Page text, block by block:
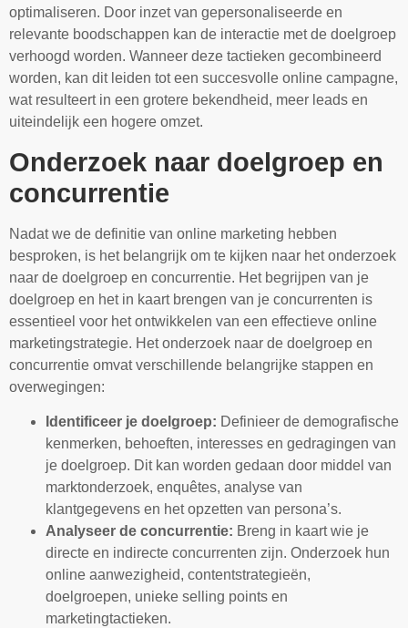
optimaliseren. Door inzet van gepersonaliseerde en
relevante boodschappen kan de interactie met de doelgroep
verhoogd worden. Wanneer deze tactieken gecombineerd
worden, kan dit leiden tot een succesvolle online campagne,
wat resulteert in een grotere bekendheid, meer leads en
uiteindelijk een hogere omzet.
Onderzoek naar doelgroep en
concurrentie
Nadat we de definitie van online marketing hebben
besproken, is het belangrijk om te kijken naar het onderzoek
naar de doelgroep en concurrentie. Het begrijpen van je
doelgroep en het in kaart brengen van je concurrenten is
essentieel voor het ontwikkelen van een effectieve online
marketingstrategie. Het onderzoek naar de doelgroep en
concurrentie omvat verschillende belangrijke stappen en
overwegingen:
Identificeer je doelgroep: Definieer de demografische
kenmerken, behoeften, interesses en gedragingen van
je doelgroep. Dit kan worden gedaan door middel van
marktonderzoek, enquêtes, analyse van
klantgegevens en het opzetten van persona’s.
Analyseer de concurrentie: Breng in kaart wie je
directe en indirecte concurrenten zijn. Onderzoek hun
online aanwezigheid, contentstrategieën,
doelgroepen, unieke selling points en
marketingtactieken.